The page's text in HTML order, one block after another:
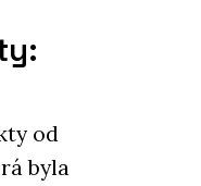
od
byla